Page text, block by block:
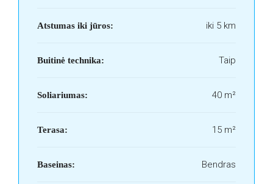
Atstumas iki jūros: iki 5 km
Buitinė technika: Taip
Soliariumas: 40 m²
Terasa: 15 m²
Baseinas: Bendras